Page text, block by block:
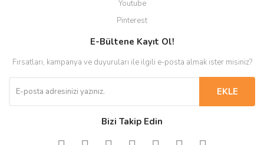
Youtube
Pinterest
E-Bültene Kayıt Ol!
Fırsatları, kampanya ve duyuruları ile ilgili e-posta almak ister misiniz?
EKLE
Bizi Takip Edin